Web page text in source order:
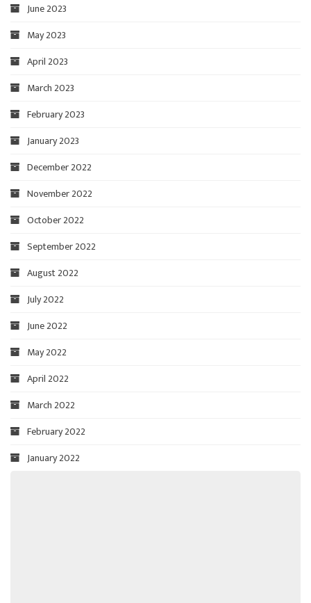
June 2023
May 2023
April 2023
March 2023
February 2023
January 2023
December 2022
November 2022
October 2022
September 2022
August 2022
July 2022
June 2022
May 2022
April 2022
March 2022
February 2022
January 2022